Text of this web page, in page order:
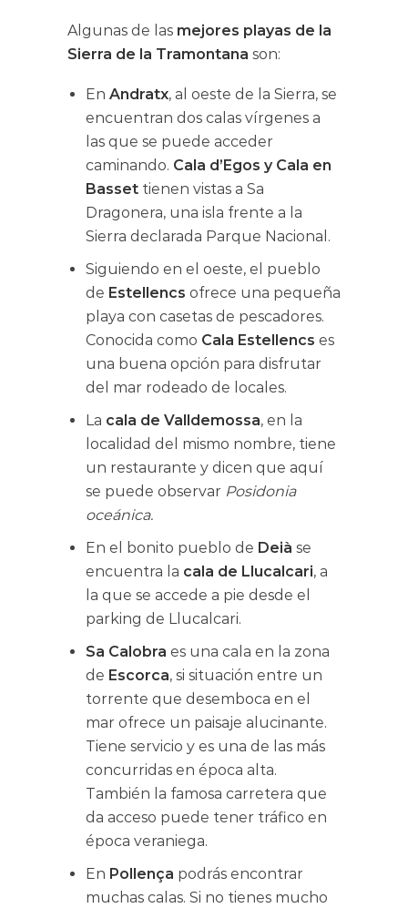
Algunas de las mejores playas de la
Sierra de la Tramontana son:
En Andratx, al oeste de la Sierra, se
encuentran dos calas vírgenes a
las que se puede acceder
caminando. Cala d’Egos y Cala en
Basset tienen vistas a Sa
Dragonera, una isla frente a la
Sierra declarada Parque Nacional.
Siguiendo en el oeste, el pueblo
de Estellencs ofrece una pequeña
playa con casetas de pescadores.
Conocida como Cala Estellencs es
una buena opción para disfrutar
del mar rodeado de locales.
La cala de Valldemossa, en la
localidad del mismo nombre, tiene
un restaurante y dicen que aquí
se puede observar Posidonia
oceánica.
En el bonito pueblo de Deià se
encuentra la cala de Llucalcari, a
la que se accede a pie desde el
parking de Llucalcari.
Sa Calobra es una cala en la zona
de Escorca, si situación entre un
torrente que desemboca en el
mar ofrece un paisaje alucinante.
Tiene servicio y es una de las más
concurridas en época alta.
También la famosa carretera que
da acceso puede tener tráfico en
época veraniega.
En Pollença podrás encontrar
muchas calas. Si no tienes mucho